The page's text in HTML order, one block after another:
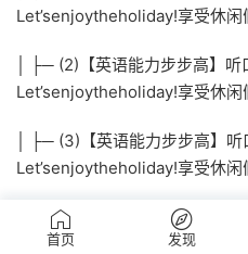
Let’senjoytheholiday!享受休闲
│ ├─ (2)【英语能力步步高】
Let’senjoytheholiday!享受休
│ ├─ (3)【英语能力步步高】
Let’senjoytheholiday!享受休
│ └─ 【英语能力步步高】听
holiday! 享受休闲假日.pdf
首页 发现